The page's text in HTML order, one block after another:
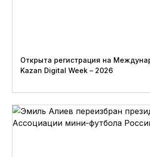
Открыта регистрация на
Kazan Digital Week – 2026